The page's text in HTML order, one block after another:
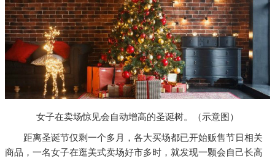
女子在卖场惊见会自动增高的圣诞树。（示意图）
距离圣诞节仅剩一个多月，各大买场都已开始贩售节日相关
商品，一名女子在逛美式卖场好市多时，就发现一颗会自己长高